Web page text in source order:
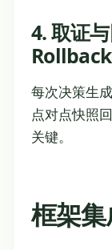
4. 取证
Rollback
每次决策生
点对点快照
关键。
框架